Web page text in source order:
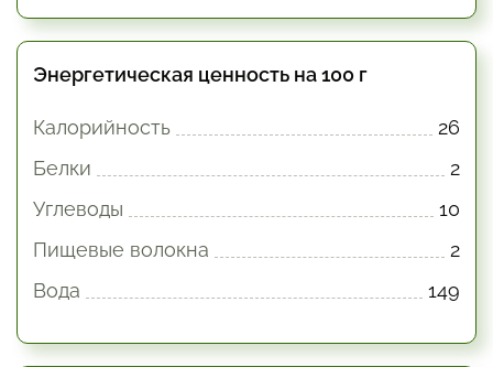
Энергетическая ценность на 100 г
Калорийность
26
Белки
2
Углеводы
10
Пищевые волокна
2
Вода
149